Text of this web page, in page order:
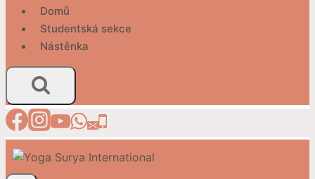
Domů
Studentská sekce
Nástěnka